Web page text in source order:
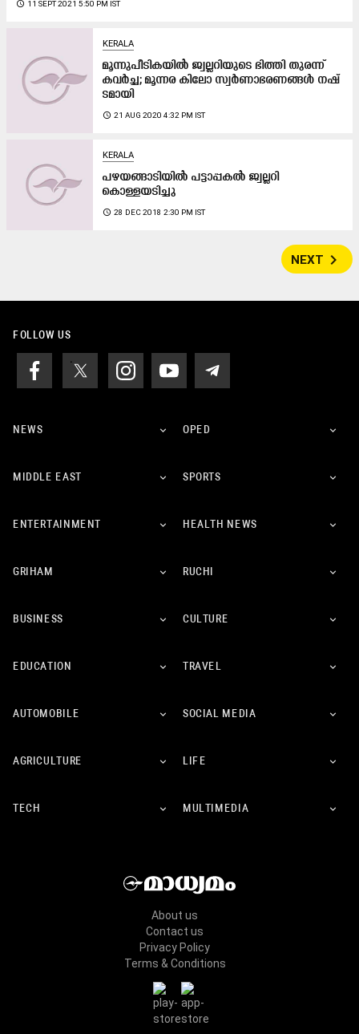
access_time 11 SEPT 2021 5:50 PM IST
KERALA
മൂന്നുപീടികയിൽ ജ്വല്ലറിയുടെ ഭിത്തി തുരന്ന്​
കവർച്ച; മൂന്നര കിലോ സ്വർണാഭരണങ്ങൾ നഷ്​
ടമായി
access_time 21 AUG 2020 4:32 PM IST
KERALA
പഴയങ്ങാടിയിൽ പട്ടാപ്പകൽ ജ്വല്ലറി
കൊള്ളയടിച്ചു
access_time 28 DEC 2018 2:30 PM IST
NEXT navigate_next
FOLLOW US
NEWS OPED
MIDDLE EAST SPORTS
ENTERTAINMENT HEALTH NEWS
GRIHAM RUCHI
BUSINESS CULTURE
EDUCATION TRAVEL
AUTOMOBILE SOCIAL MEDIA
AGRICULTURE LIFE
TECH MULTIMEDIA
About us
Contact us
Privacy Policy
Terms & Conditions